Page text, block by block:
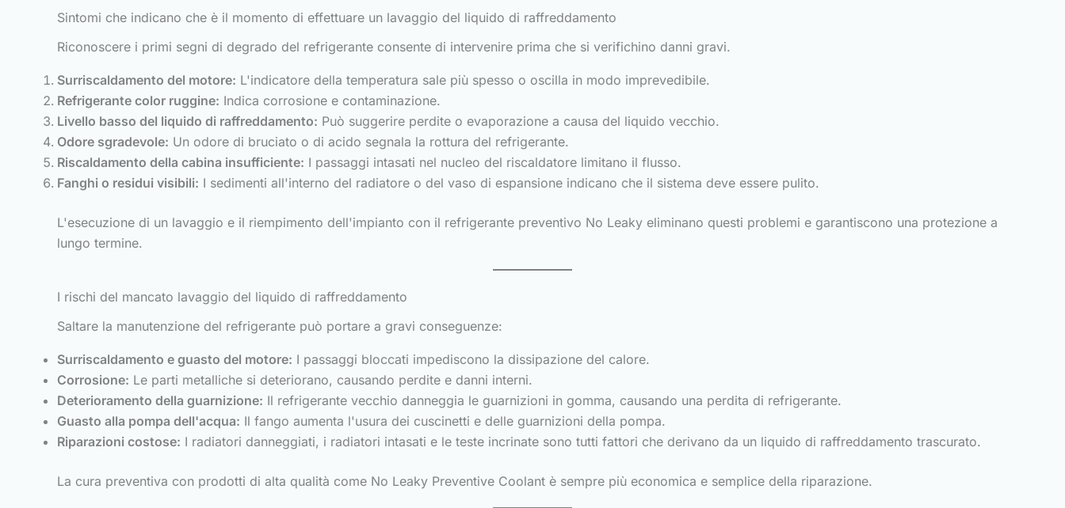
Sintomi che indicano che è il momento di effettuare un lavaggio del liquido di raffreddamento
Riconoscere i primi segni di degrado del refrigerante consente di intervenire prima che si verifichino danni gravi.
Surriscaldamento del motore: L'indicatore della temperatura sale più spesso o oscilla in modo imprevedibile.
Refrigerante color ruggine: Indica corrosione e contaminazione.
Livello basso del liquido di raffreddamento: Può suggerire perdite o evaporazione a causa del liquido vecchio.
Odore sgradevole: Un odore di bruciato o di acido segnala la rottura del refrigerante.
Riscaldamento della cabina insufficiente: I passaggi intasati nel nucleo del riscaldatore limitano il flusso.
Fanghi o residui visibili: I sedimenti all'interno del radiatore o del vaso di espansione indicano che il sistema deve essere pulito.
L'esecuzione di un lavaggio e il riempimento dell'impianto con il refrigerante preventivo No Leaky eliminano questi problemi e garantiscono una protezione a
lungo termine.
I rischi del mancato lavaggio del liquido di raffreddamento
Saltare la manutenzione del refrigerante può portare a gravi conseguenze:
Surriscaldamento e guasto del motore: I passaggi bloccati impediscono la dissipazione del calore.
Corrosione: Le parti metalliche si deteriorano, causando perdite e danni interni.
Deterioramento della guarnizione: Il refrigerante vecchio danneggia le guarnizioni in gomma, causando una perdita di refrigerante.
Guasto alla pompa dell'acqua: Il fango aumenta l'usura dei cuscinetti e delle guarnizioni della pompa.
Riparazioni costose: I radiatori danneggiati, i radiatori intasati e le teste incrinate sono tutti fattori che derivano da un liquido di raffreddamento trascurato.
La cura preventiva con prodotti di alta qualità come No Leaky Preventive Coolant è sempre più economica e semplice della riparazione.